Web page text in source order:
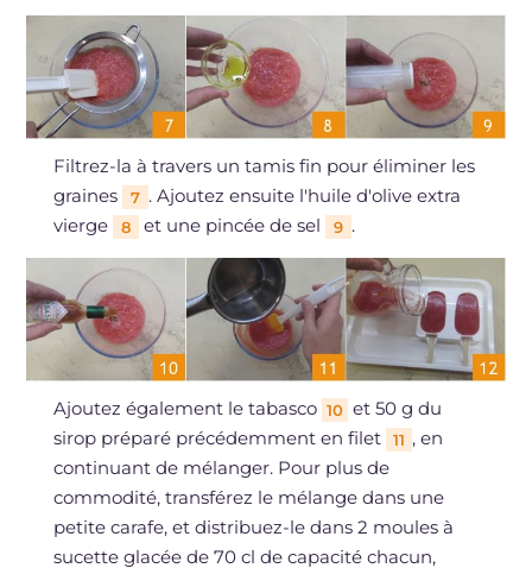
Filtrez-la à travers un tamis fin pour éliminer les
graines
7 . Ajoutez ensuite l'huile d'olive extra
vierge
8 et une pincée de sel 9 .
Ajoutez également le tabasco 10 et 50 g du
sirop préparé précédemment en filet
11 , en
continuant de mélanger. Pour plus de
commodité, transférez le mélange dans une
petite carafe, et distribuez-le dans 2 moules à
sucette glacée de 70 cl de capacité chacun,